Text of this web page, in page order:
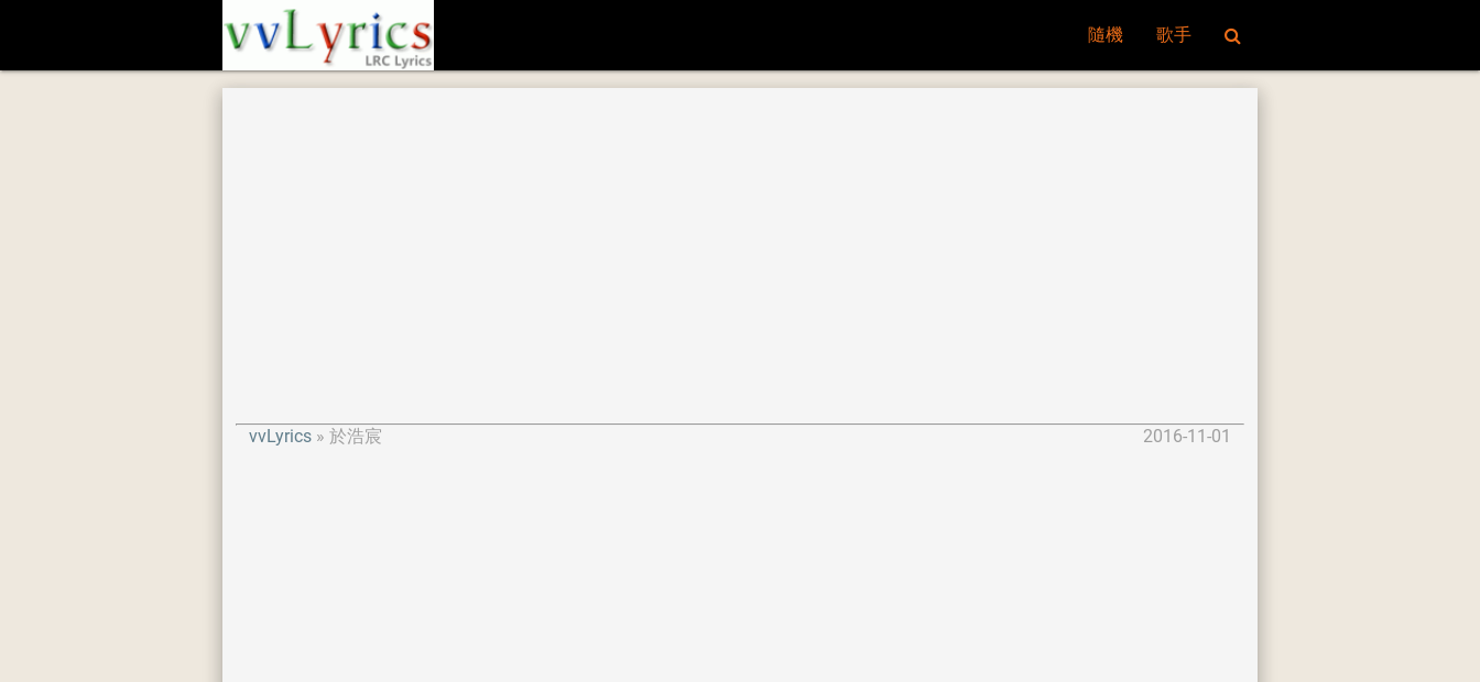
隨機 歌手
vvLyrics 於浩宸 2016-11-01